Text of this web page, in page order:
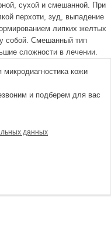
сухой и смешанной. При
перхоти, зуд, выпадение
липких желтых
собой. Смешанный тип
сложности в лечении.
микродиагностика кожи
и подберем для вас
данных